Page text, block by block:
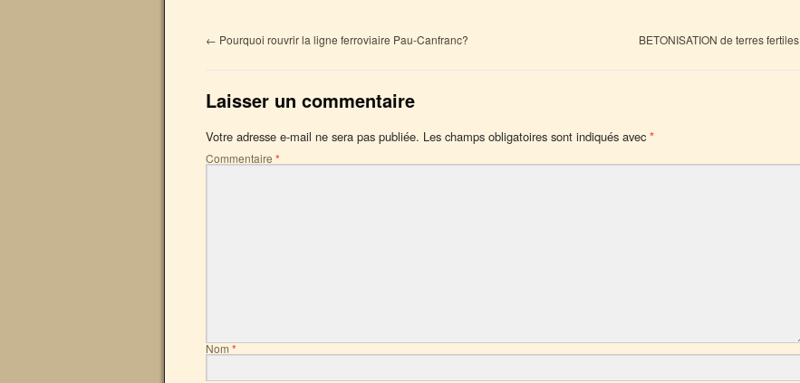
← Pourquoi rouvrir la ligne ferroviaire Pau-Canfranc? BETONISATION de terres fertiles
Laisser un commentaire
Votre adresse e-mail ne sera pas publiée. Les champs obligatoires sont indiqués avec *
Commentaire *
Nom*